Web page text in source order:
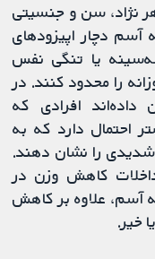
نژاد، سن و جنسیتی
آسم دچار اپیزودهای
یا تنگی نفس
را محدود کنند. در
افرادی که
احتمال دارد که به
را نشان دهند.
کاهش وزن در
آسم، علاوه بر کاهش
خیر.